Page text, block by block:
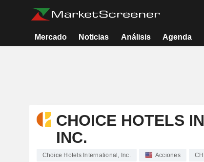
Mercado Noticias Análisis Agenda
CHOICE HOTELS
INC.
Choice Hotels International, Inc. Acciones